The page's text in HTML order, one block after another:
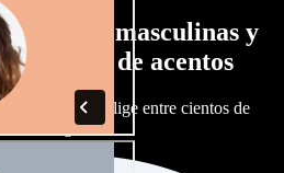
de voces masculinas y
todo tipo de acentos
sonar igual. Elige entre cientos de
a tu gusto.